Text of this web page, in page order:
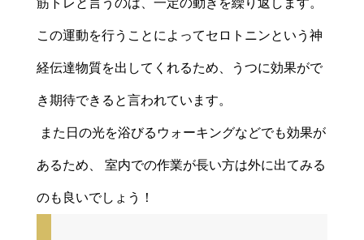
この運動を行うことによってセロトニンという神
経伝達物質を出してくれるため、うつに効果がで
き期待できると言われています。
また日の光を浴びるウォーキングなどでも効果が
あるため、 室内での作業が長い方は外に出てみる
のも良いでしょう！